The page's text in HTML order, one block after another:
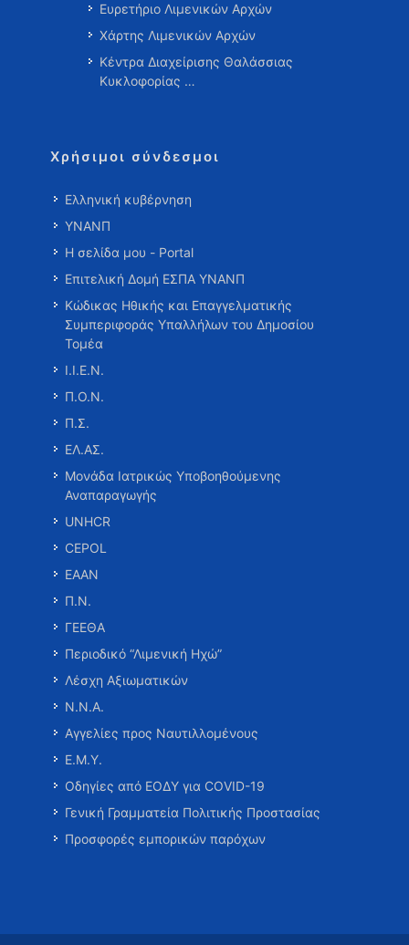
Ευρετήριο Λιμενικών Αρχών
Χάρτης Λιμενικών Αρχών
Κέντρα Διαχείρισης Θαλάσσιας
Κυκλοφορίας …
Χρήσιμοι σύνδεσμοι
Ελληνική κυβέρνηση
ΥΝΑΝΠ
Η σελίδα μου - Portal
Επιτελική Δομή ΕΣΠΑ ΥΝΑΝΠ
Κώδικας Ηθικής και Επαγγελματικής
Συμπεριφοράς Υπαλλήλων του Δημοσίου
Τομέα
Ι.Ι.Ε.Ν.
Π.Ο.Ν.
Π.Σ.
ΕΛ.ΑΣ.
Μονάδα Ιατρικώς Υποβοηθούμενης
Αναπαραγωγής
UNHCR
CEPOL
ΕΑΑΝ
Π.Ν.
ΓΕΕΘΑ
Περιοδικό “Λιμενική Ηχώ”
Λέσχη Αξιωματικών
Ν.Ν.Α.
Αγγελίες προς Ναυτιλλομένους
Ε.Μ.Υ.
Οδηγίες από ΕΟΔΥ για COVID-19
Γενική Γραμματεία Πολιτικής Προστασίας
Προσφορές εμπορικών παρόχων